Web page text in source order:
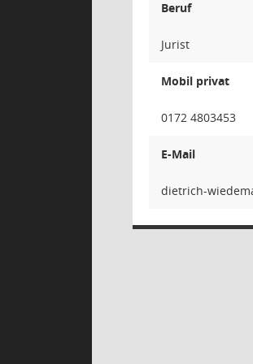
Beruf
Jurist
Mobil privat
0172 4803453
E-Mail